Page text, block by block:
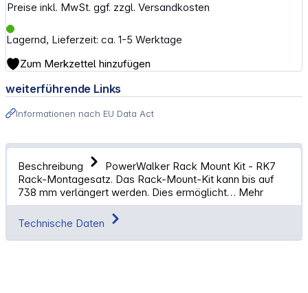
Preise inkl. MwSt. ggf. zzgl. Versandkosten
Lagernd, Lieferzeit: ca. 1-5 Werktage
Zum Merkzettel hinzufügen
weiterführende Links
Informationen nach EU Data Act
Beschreibung
PowerWalker Rack Mount Kit - RK7
Rack-Montagesatz. Das Rack-Mount-Kit kann bis auf
738 mm verlängert werden. Dies ermöglicht… Mehr
Technische Daten